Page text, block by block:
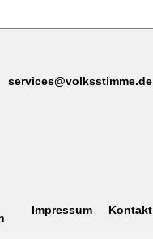
services@volksstimme.de
Impressum Kontakt